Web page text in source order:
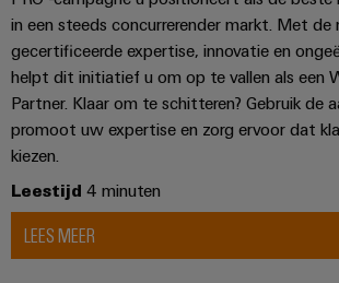
Oplossingen
voor
de
diverse
sectoren
van
machine-
fabrieksautomatisering
Olie
&
IoT
en
automatiseringssoftware
Industriële
Industriële
automatisering
Elektronica
behuizingen
Bliksem-
en
overspanningsbeveiliging
PV-
generatoraansluitkasten
Veldbusverdelers
productcatalogi
Trainingscursussen
en
webinars
en
reparaties
IIoT
and
Automation
Partner
Network
Zoek
uw
IIoT
en
in een steeds concurrerender markt. Met de
gecertificeerde expertise, innovatie en
helpt dit initiatief u om op te vallen als een
Partner. Klaar om te schitteren? Gebruik de
promoot uw expertise en zorg ervoor dat
kiezen.
Leestijd 4 minuten
LEES MEER